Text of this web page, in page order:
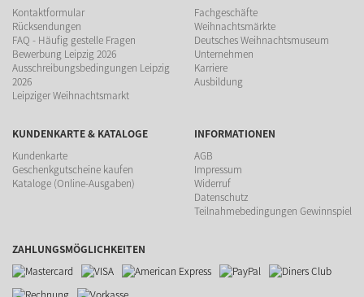
Kontaktformular
Rücksendungen
FAQ - Häufig gestelle Fragen
Bewerbung Leipzig 2026
Ausschreibungsbedingungen Leipzig
2026
Leipziger Weihnachtsmarkt
Fachgeschäfte
Weihnachtsmärkte
Deutsches Weihnachtsmuseum
Unternehmen
Karriere
Ausbildung
KUNDENKARTE & KATALOGE
Kundenkarte
Geschenkgutscheine kaufen
Kataloge (Online-Ausgaben)
INFORMATIONEN
AGB
Impressum
Widerruf
Datenschutz
Teilnahmebedingungen Gewinnspiel
ZAHLUNGSMÖGLICHKEITEN